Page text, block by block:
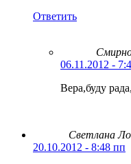
Ответить
06.11.2012 -
Вера,буду
Светлана
20.10.2012 - 8:48 пп